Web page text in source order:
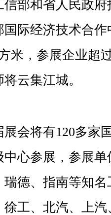
部和省人民政
国际经济技术合
米，参展企业超
云集江城。
会将有120多家
心参展，参展单
德、指南等知名
工、北汽、上汽